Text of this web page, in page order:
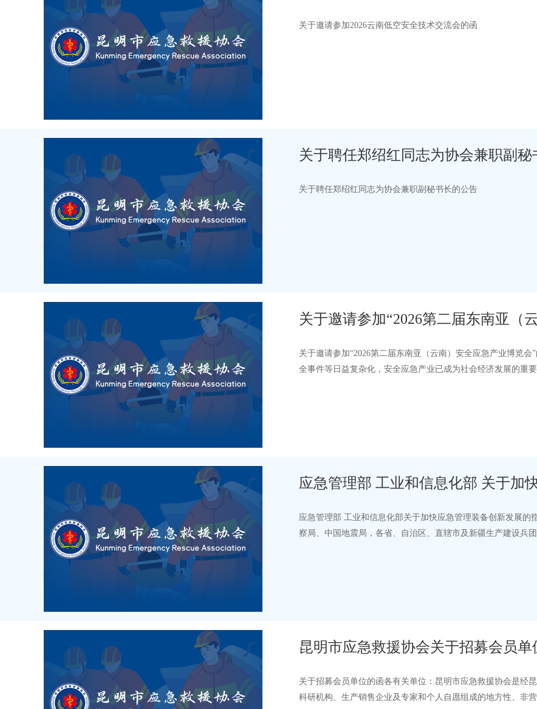
关于邀请参加2026云南低空安全技术交流会的函
关于聘任郑绍红同志为协会兼职副秘
关于聘任郑绍红同志为协会兼职副秘书长的公告
关于邀请参加“2026第二届东南亚（
二轮）
关于邀请参加“2026第二届东南亚（云南）安全应急产业博览
全事件等日益复杂化，安全应急产业已成为社会经济发展的重
应急管理部
应急管理部 工业和信息化部关于加快应急管理装备创新发展的
察局、中国地震局，各省、自治区、直辖市及新疆生产建设兵
昆明市应急救援协会关于招募会员单
关于招募会员单位的函各有关单位：昆明市应急救援协会是经
科研机构、生产销售企业及专家和个人自愿组成的地方性、非